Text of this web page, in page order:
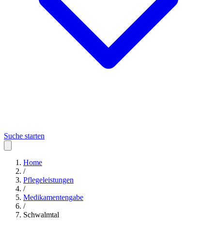
Suche starten
Home
/
Pflegeleistungen
/
Medikamentengabe
/
Schwalmtal